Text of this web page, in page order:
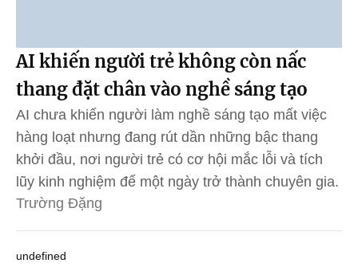
AI khiến người trẻ không còn nấc
thang đặt chân vào nghề sáng tạo
AI chưa khiến người làm nghề sáng tạo mất việc
hàng loạt nhưng đang rút dần những bậc thang
khởi đầu, nơi người trẻ có cơ hội mắc lỗi và tích
lũy kinh nghiệm để một ngày trở thành chuyên gia.
Trường Đặng
undefined